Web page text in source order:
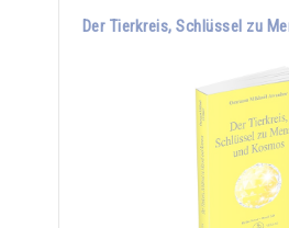
Der Tierkreis, Schlüssel zu